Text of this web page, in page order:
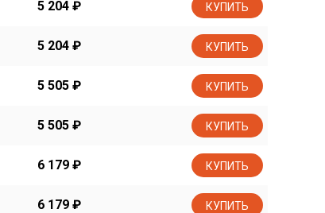
5 204 ₽ КУПИТЬ
5 204 ₽ КУПИТЬ
5 505 ₽ КУПИТЬ
5 505 ₽ КУПИТЬ
6 179 ₽ КУПИТЬ
6 179 ₽ КУПИТЬ